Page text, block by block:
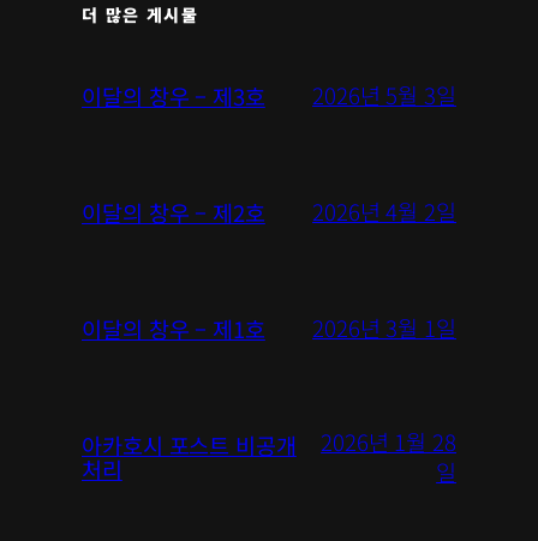
더 많은 게시물
이달의 창우 – 제3호 2026년 5월 3일
이달의 창우 – 제2호 2026년 4월 2일
이달의 창우 – 제1호 2026년 3월 1일
아카호시 포스트 비공개
처리
2026년 1월 28
일